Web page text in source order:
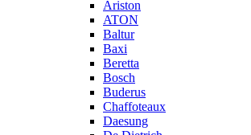
Ariston
ATON
Baltur
Baxi
Beretta
Bosch
Buderus
Chaffoteaux
Daesung